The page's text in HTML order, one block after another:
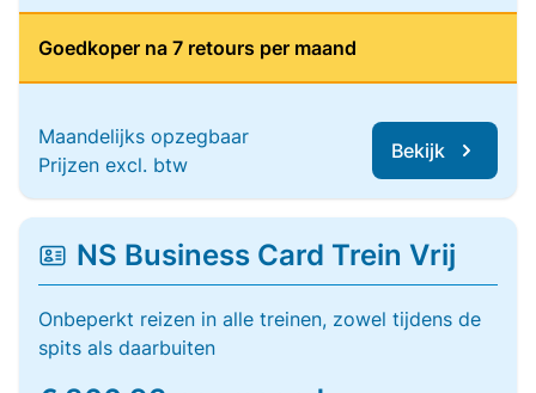
Goedkoper na 7 retours per maand
Maandelijks opzegbaar
Prijzen excl. btw
Bekijk
NS Business Card Trein Vrij
Onbeperkt reizen in alle treinen, zowel tijdens de
spits als daarbuiten